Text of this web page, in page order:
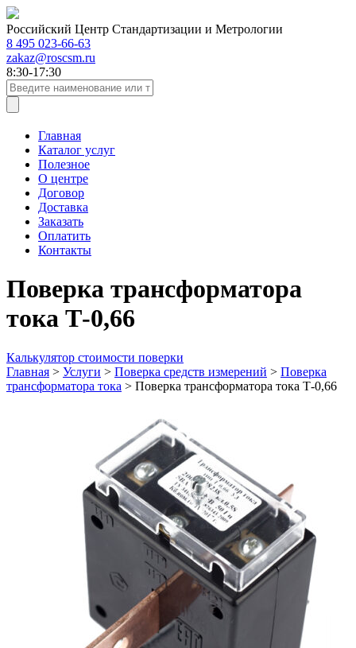
Российский Центр Стандартизации и Метрологии
8 495 023-66-63
zakaz@roscsm.ru
8:30-17:30
Главная
Каталог услуг
Полезное
О центре
Договор
Доставка
Заказать
Оплатить
Контакты
Поверка трансформатора
тока Т-0,66
Калькулятор стоимости поверки
Главная > Услуги > Поверка средств измерений > Поверка
трансформатора тока > Поверка трансформатора тока Т-0,66